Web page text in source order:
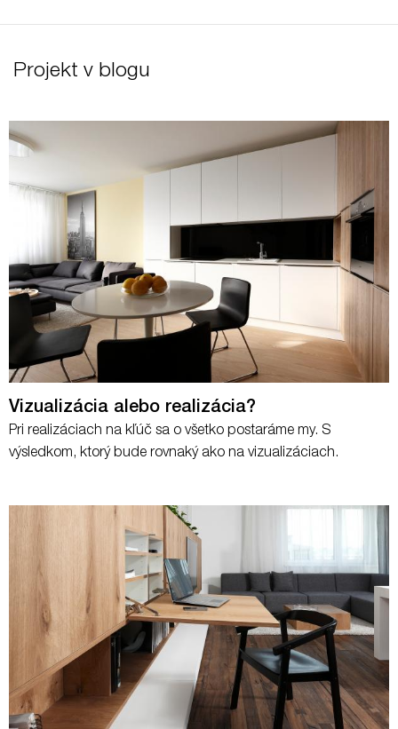
Projekt v blogu
Vizualizácia alebo realizácia?
Pri realizáciach na kľúč sa o všetko postaráme my. S
výsledkom, ktorý bude rovnaký ako na vizualizáciach.